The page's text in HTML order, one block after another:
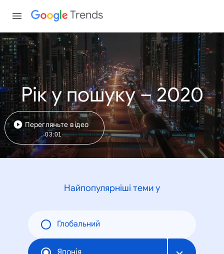
Trends
Рік у пошуку – 2020
Перегляньте відео
03:01
Найпопулярніші теми у
Глобальний